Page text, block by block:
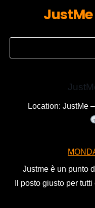
Location: JustMe
Justme è un punto
Il posto giusto per